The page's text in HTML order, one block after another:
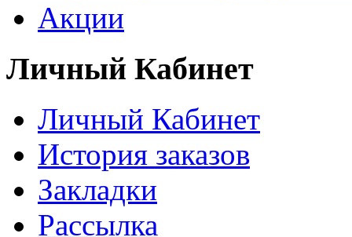
Акции
Личный Кабинет
Личный Кабинет
История заказов
Закладки
Рассылка